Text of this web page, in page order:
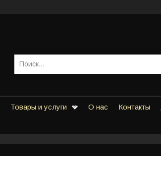
Товары и услуги О нас Контакты